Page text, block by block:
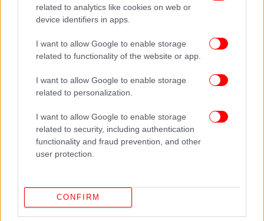
related to analytics like cookies on web or
device identifiers in apps.
I want to allow Google to enable storage
related to functionality of the website or app.
I want to allow Google to enable storage
related to personalization.
I want to allow Google to enable storage
related to security, including authentication
functionality and fraud prevention, and other
user protection.
CONFIRM